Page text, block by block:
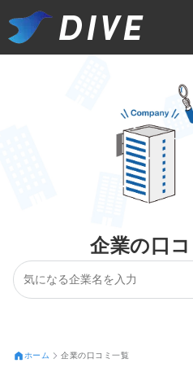
企業の口
ホーム 企業の口コミ一覧